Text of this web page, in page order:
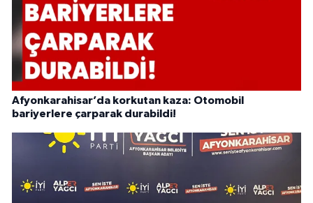
Afyonkarahisar’da korkutan kaza: Otomobil
bariyerlere çarparak durabildi!